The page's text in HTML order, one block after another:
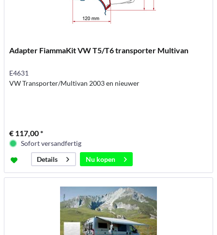
Adapter FiammaKit VW T5/T6 transporter Multivan
E4631
VW Transporter/Multivan 2003 en nieuwer
€ 117,00 *
Sofort versandfertig
Details
Nu kopen